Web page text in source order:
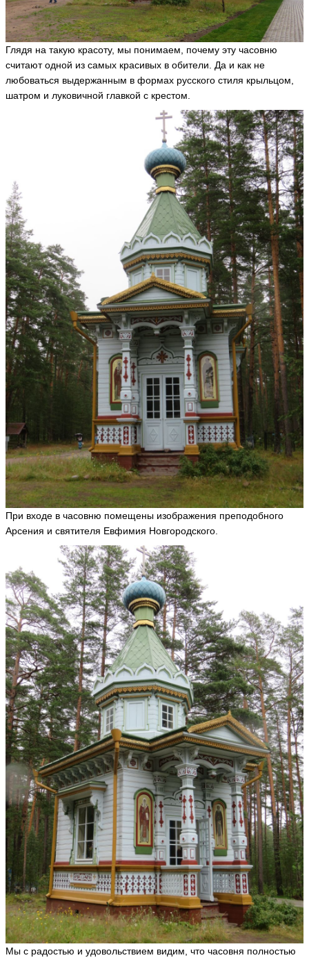
r
a
u
5
9
Глядя на такую красоту, мы понимаем, почему эту часовню
считают одной из самых красивых в обители. Да и как не
любоваться выдержанным в формах русского стиля крыльцом,
шатром и луковичной главкой с крестом.
При входе в часовню помещены изображения преподобного
Арсения и святителя Евфимия Новгородского.
Мы с радостью и удовольствием видим, что часовня полностью